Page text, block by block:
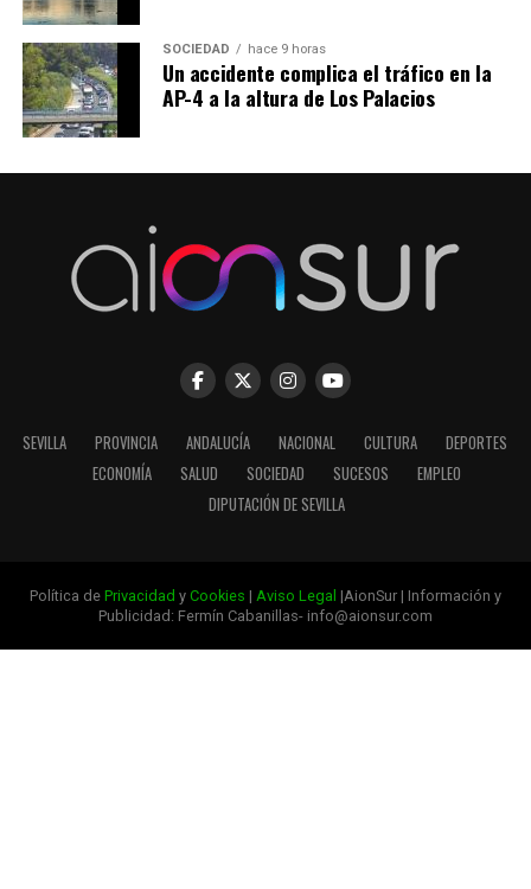
SOCIEDAD hace 9 horas
Un accidente complica el tráfico en la
AP-4 a la altura de Los Palacios
SEVILLA PROVINCIA ANDALUCÍA NACIONAL CULTURA
DEPORTES
ECONOMÍA
SALUD SOCIEDAD SUCESOS
EMPLEO
DIPUTACIÓN DE SEVILLA
Política de Privacidad y Cookies | Aviso Legal |AionSur | Información y
Publicidad: Fermín Cabanillas- info@aionsur.com